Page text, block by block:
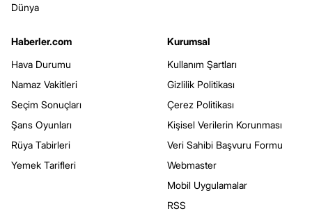
Dünya
Haberler.com
Hava Durumu
Namaz Vakitleri
Seçim Sonuçları
Şans Oyunları
Rüya Tabirleri
Yemek Tarifleri
Kurumsal
Kullanım Şartları
Gizlilik Politikası
Çerez Politikası
Kişisel Verilerin Korunması
Veri Sahibi Başvuru Formu
Webmaster
Mobil Uygulamalar
RSS